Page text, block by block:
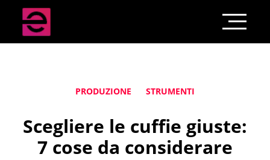
PRODUZIONE STRUMENTI
Scegliere le cuffie giuste:
7 cose da considerare